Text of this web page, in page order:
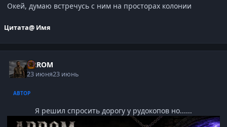
Окей, думаю встречусь с ним на просторах колонии
Цитата@ Имя
ARROM
23 июня23 июнь
АВТОР
Я решил спросить дорогу у рудокопов но......